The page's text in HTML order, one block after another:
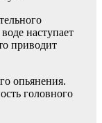
наступает
приводит
опьянения.
головного